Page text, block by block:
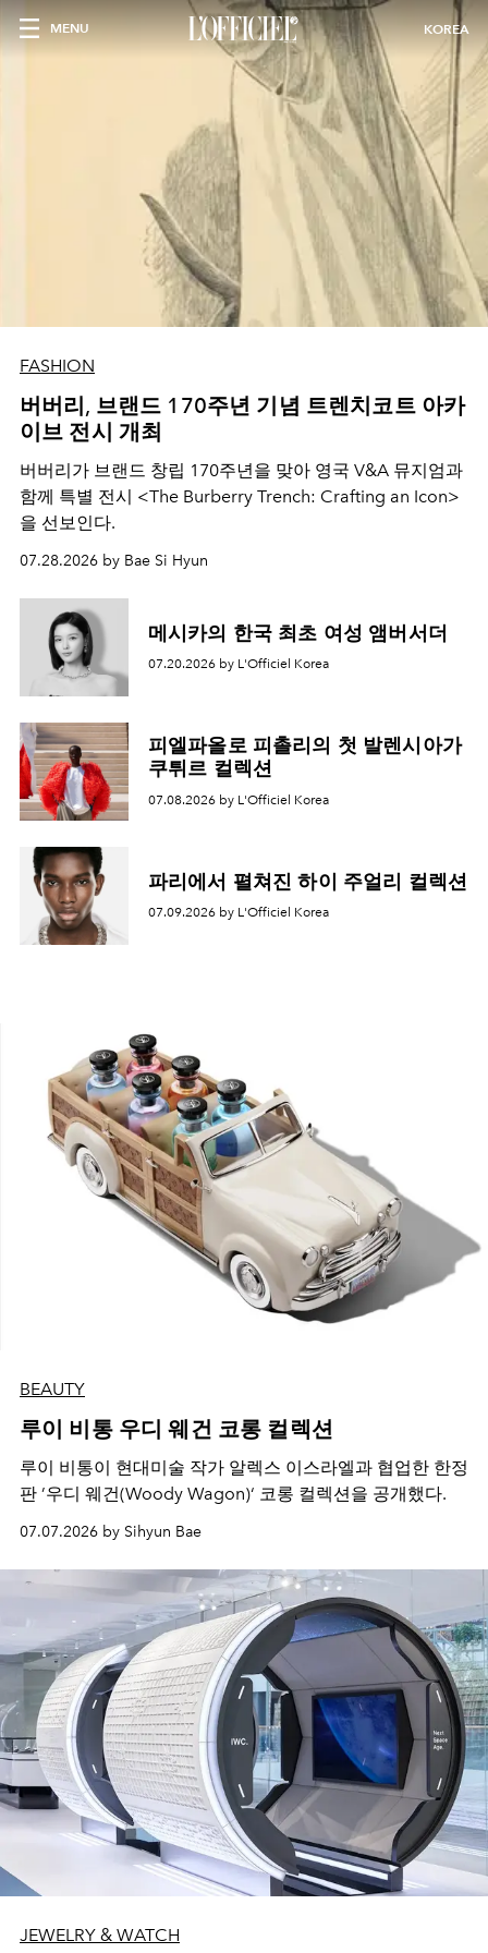
MENU KOREA
FASHION
버버리, 브랜드 170주년 기념 트렌치코트 아카
이브 전시 개최
버버리가 브랜드 창립 170주년을 맞아 영국 V&A 뮤지엄과
함께 특별 전시 <The Burberry Trench: Crafting an Icon>
을 선보인다.
07.28.2026 by Bae Si Hyun
메시카의 한국 최초 여성 앰버서더
07.20.2026 by L'Officiel Korea
피엘파올로 피촐리의 첫 발렌시아가
쿠튀르 컬렉션
07.08.2026 by L'Officiel Korea
파리에서 펼쳐진 하이 주얼리 컬렉션
07.09.2026 by L'Officiel Korea
BEAUTY
루이 비통 우디 웨건 코롱 컬렉션
루이 비통이 현대미술 작가 알렉스 이스라엘과 협업한 한정
판 ’우디 웨건(Woody Wagon)‘ 코롱 컬렉션을 공개했다.
07.07.2026 by Sihyun Bae
JEWELRY & WATCH